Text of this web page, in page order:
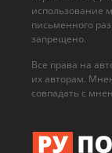
использование
письменного
запрещено.
Все права на
их авторам.
совпадать с